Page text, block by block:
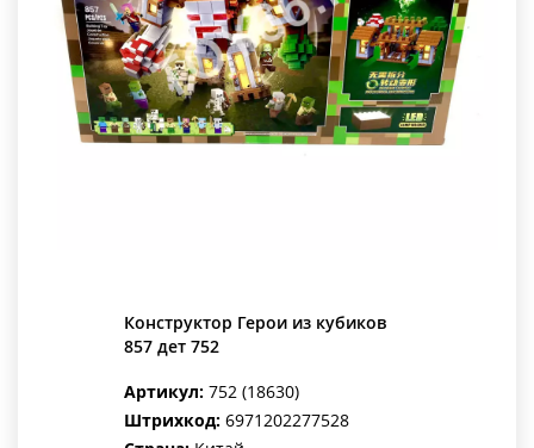
Конструктор Герои из кубиков
857 дет 752
Артикул: 752 (18630)
Штрихкод: 6971202277528